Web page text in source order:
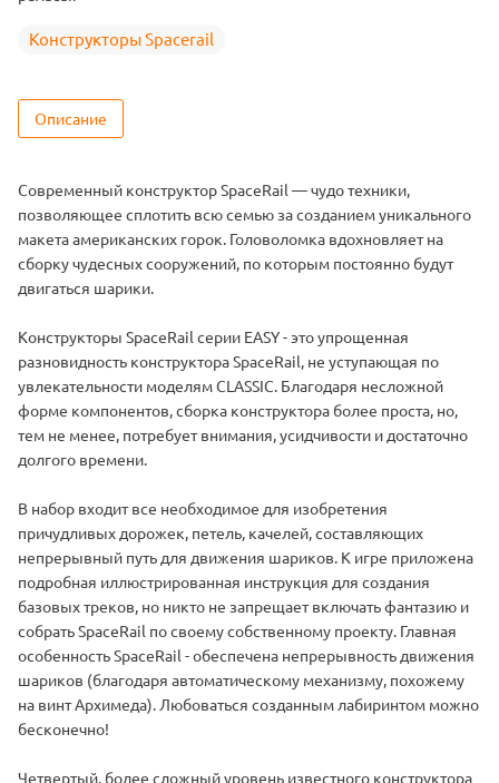
Конструкторы Spacerail
Описание
Современный конструктор SpaceRail — чудо техники,
позволяющее сплотить всю семью за созданием уникального
макета американских горок. Головоломка вдохновляет на
сборку чудесных сооружений, по которым постоянно будут
двигаться шарики.
Конструкторы SpaceRail серии EASY - это упрощенная
разновидность конструктора SpaceRail, не уступающая по
увлекательности моделям CLASSIC. Благодаря несложной
форме компонентов, сборка конструктора более проста, но,
тем не менее, потребует внимания, усидчивости и достаточно
долгого времени.
В набор входит все необходимое для изобретения
причудливых дорожек, петель, качелей, составляющих
непрерывный путь для движения шариков. К игре приложена
подробная иллюстрированная инструкция для создания
базовых треков, но никто не запрещает включать фантазию и
собрать SpaceRail по своему собственному проекту. Главная
особенность SpaceRail - обеспечена непрерывность движения
шариков (благодаря автоматическому механизму, похожему
на винт Архимеда). Любоваться созданным лабиринтом можно
бесконечно!
Четвертый, более сложный уровень известного конструктора